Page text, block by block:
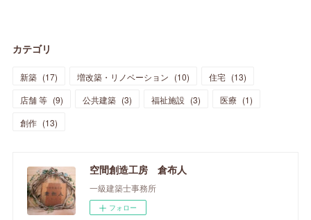
カテゴリ
新築 (17) 増改築・リノベーション (10) 住宅 (13)
店舗 等 (9) 公共建築 (3) 福祉施設 (3) 医療 (1)
創作 (13)
空間創造工房 倉布人
一級建築士事務所
フォロー